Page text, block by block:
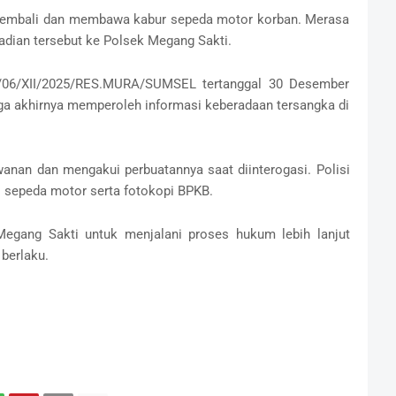
dan membawa kabur sepeda motor korban. Merasa
tersebut ke Polsek Megang Sakti.
XII/2025/RES.MURA/SUMSEL tertanggal 30 Desember
akhirnya memperoleh informasi keberadaan tersangka di
dan mengakui perbuatannya saat diinterogasi. Polisi
motor serta fotokopi BPKB.
Sakti untuk menjalani proses hukum lebih lanjut